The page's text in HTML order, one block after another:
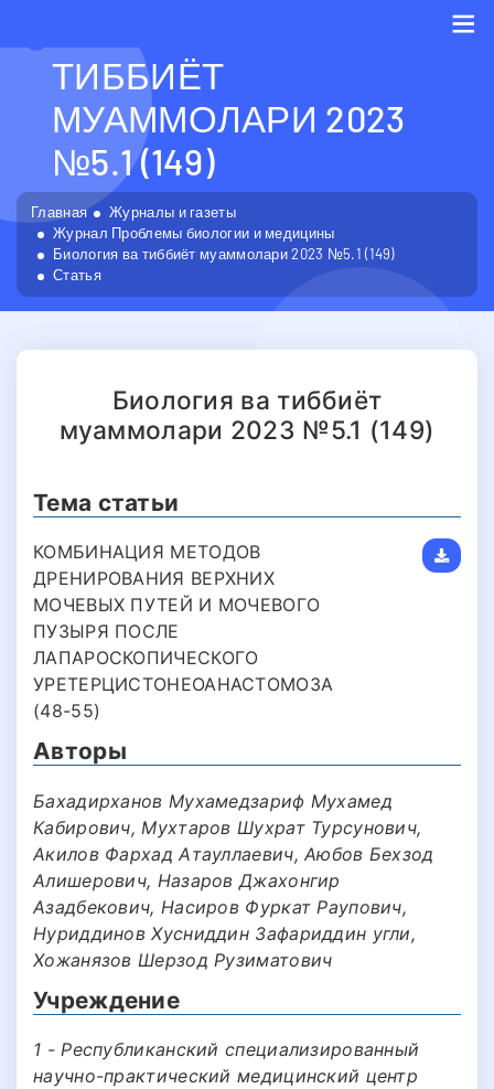
ТИББИЁТ
МУАММОЛАРИ 2023
№5.1 (149)
Главная
Журналы и газеты
Журнал Проблемы биологии и медицины
Биология ва тиббиёт муаммолари 2023 №5.1 (149)
Статья
Биология ва тиббиёт
муаммолари 2023 №5.1 (149)
Тема статьи
КОМБИНАЦИЯ МЕТОДОВ
ДРЕНИРОВАНИЯ ВЕРХНИХ
МОЧЕВЫХ ПУТЕЙ И МОЧЕВОГО
ПУЗЫРЯ ПОСЛЕ
ЛАПАРОСКОПИЧЕСКОГО
УРЕТЕРЦИСТОНЕОАНАСТОМОЗА
(48-55)
Авторы
Бахадирханов Мухамедзариф Мухамед
Кабирович, Мухтаров Шухрат Турсунович,
Акилов Фархад Атауллаевич, Аюбов Бехзод
Алишерович, Назаров Джахонгир
Азадбекович, Насиров Фуркат Раупович,
Нуриддинов Хусниддин Зафариддин угли,
Хожанязов Шерзод Рузиматович
Учреждение
1 - Республиканский специализированный
научно-практический медицинский центр